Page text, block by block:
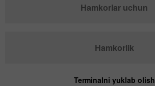
Hamkorlar uchun
Hamkorlik
Terminalni yuklab olish